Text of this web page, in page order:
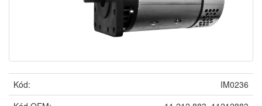
Kód:
IM0236